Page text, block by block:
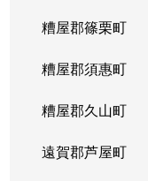
糟屋郡篠栗町
糟屋郡須惠町
糟屋郡久山町
遠賀郡芦屋町